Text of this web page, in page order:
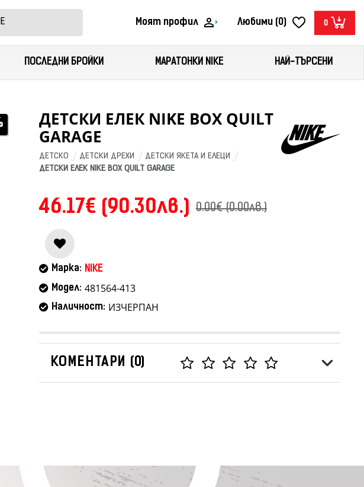
Моят профил Любими (0) 0
ПОСЛЕДНИ БРОЙКИ МАРАТОНКИ NIKE НАЙ-ТЪРСЕНИ
ДЕТСКИ ЕЛЕК NIKE BOX QUILT
GARAGE
ДЕТСКО ДЕТСКИ ДРЕХИ
ДЕТСКИ ЯКЕТА И ЕЛЕЦИ
ДЕТСКИ ЕЛЕК NIKE BOX QUILT GARAGE
46.17€ (90.30лв.) 0.00€ (0.00лв.)
Марка: NIKE
Модел: 481564-413
Наличност: ИЗЧЕРПАН
КОМЕНТАРИ (0)